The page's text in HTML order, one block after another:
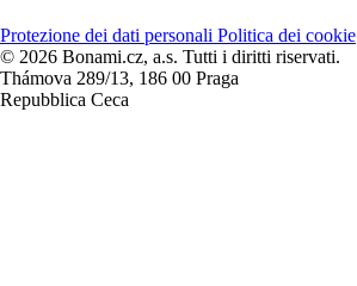
Protezione dei dati personali Politica dei cookie
© 2026 Bonami.cz, a.s. Tutti i diritti riservati.
Thámova 289/13, 186 00 Praga
Repubblica Ceca